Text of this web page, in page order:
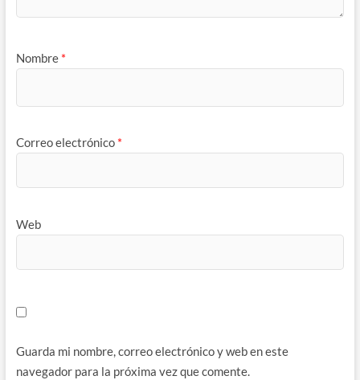
Nombre *
Correo electrónico *
Web
Guarda mi nombre, correo electrónico y web en este
navegador para la próxima vez que comente.